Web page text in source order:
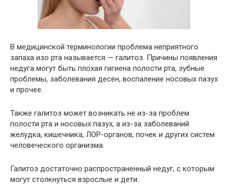
В медицинской терминологии проблема неприятного
запаха изо рта называется — галитоз. Причины появления
недуга могут быть плохая гигиена полости рта, зубные
проблемы, заболевания десен, воспаление носовых пазух
и прочее.
Также галитоз может возникать не из-за проблем
полости рта и носовых пазух, а из-за заболеваний
желудка, кишечника, ЛОР-органов, почек и других систем
человеческого организма.
Галитоз достаточно распространенный недуг, с которым
могут столкнуться взрослые и дети.